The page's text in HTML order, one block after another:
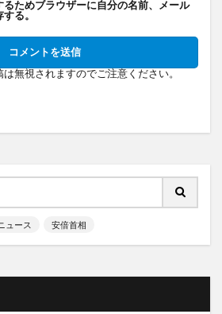
ためブラウザーに自分の名前、メール
る。
無視されますのでご注意ください。
ュース 安倍首相